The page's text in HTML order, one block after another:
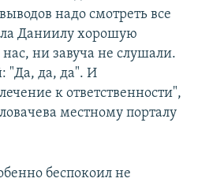
надо смотреть все
Даниилу хорошую
ни завуча не слушали.
"Да, да, да". И
к ответственности",
местному порталу
беспокоил не